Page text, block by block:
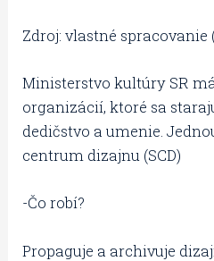
Zdroj: vlastné
Ministerstvo kultúry SR
organizácií, ktoré sa
dedičstvo a umenie.
centrum dizajnu (SCD)
-Čo robí?
Propaguje a archivuje